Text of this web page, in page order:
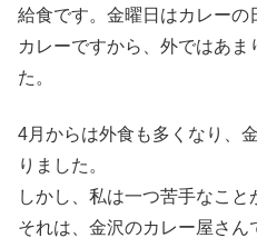
給食です。金曜日はカレーの
カレーですから、外ではあ
た。
4月からは外食も多くなり、
りました。
しかし、私は一つ苦手なこと
それは、金沢のカレー屋さん